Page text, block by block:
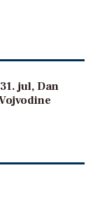
jul, Dan